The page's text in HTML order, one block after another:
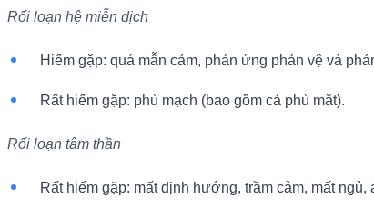
Rối loạn hệ miễn dịch
Hiếm gặp: quá mẫn cảm, phản ứng phản vệ và
Rất hiếm gặp: phù mạch (bao gồm cả phù mặt).
Rối loạn tâm thần
Rất hiếm gặp: mất định hướng, trầm cảm, mất ngủ,